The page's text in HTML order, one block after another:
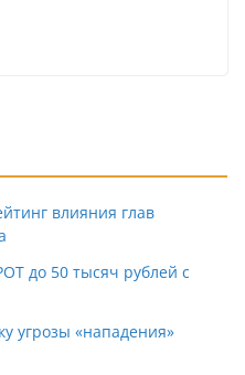
влияния глав
до 50 тысяч рублей с
угрозы «нападения»